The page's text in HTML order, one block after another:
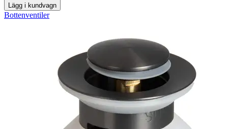
Lägg i kundvagn
Bottenventiler